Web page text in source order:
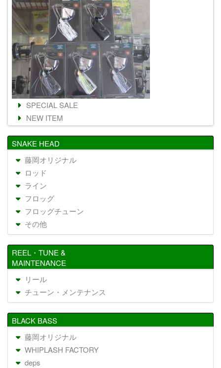
SPECIAL SALE
NEW ITEM
SNAKE HEAD
藤岡オリジナル
ロッド
ライン
フロッグ
フロッグチューン
その他
REEL・TUNE &
MAINTENANCE
リール
チューン・メンテナンス
BLACK BASS
藤岡オリジナル
WHIPLASH FACTORY
deps